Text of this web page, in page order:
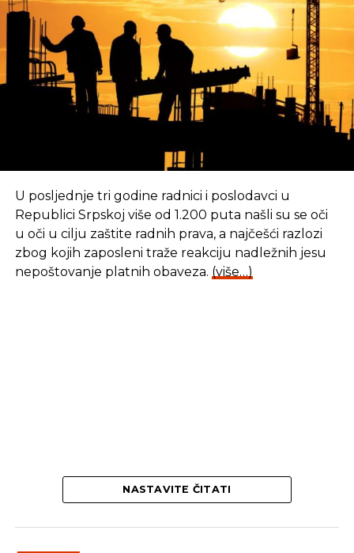
U posljednje tri godine radnici i poslodavci u
Republici Srpskoj više od 1.200 puta našli su se oči
u oči u cilju zaštite radnih prava, a najčešći razlozi
zbog kojih zaposleni traže reakciju nadležnih jesu
nepoštovanje platnih obaveza. (više…)
NASTAVITE ČITATI